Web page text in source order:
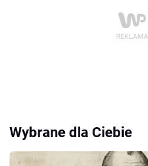
Wybrane dla Ciebie